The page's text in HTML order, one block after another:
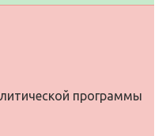
программы